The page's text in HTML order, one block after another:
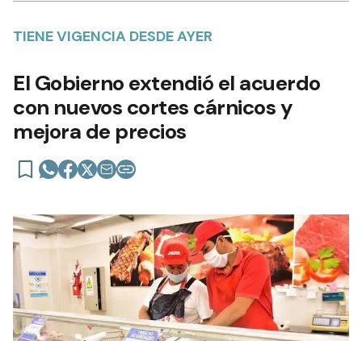
TIENE VIGENCIA DESDE AYER
El Gobierno extendió el acuerdo
con nuevos cortes cárnicos y
mejora de precios